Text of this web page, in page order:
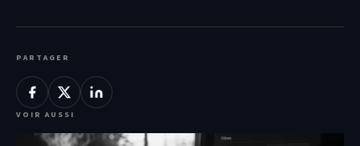
PARTAGER
VOIR AUSSI